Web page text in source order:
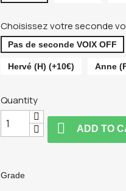
Choisissez votre seconde
Pas de seconde VOIX OFF
Hervé (H) (+10€) Anne
Quantity
 ADD TO
Grade